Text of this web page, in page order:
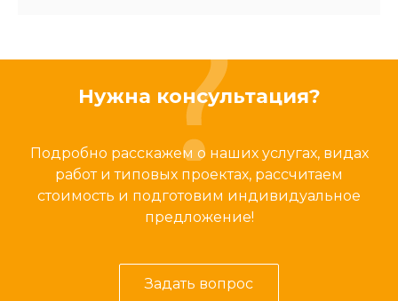
Нужна консультация?
Подробно расскажем о наших услугах, видах
работ и типовых проектах, рассчитаем
стоимость и подготовим индивидуальное
предложение!
Задать вопрос